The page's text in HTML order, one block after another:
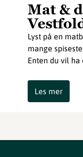
Mat &
Lyst på en
mange
Enten du vil
Les mer